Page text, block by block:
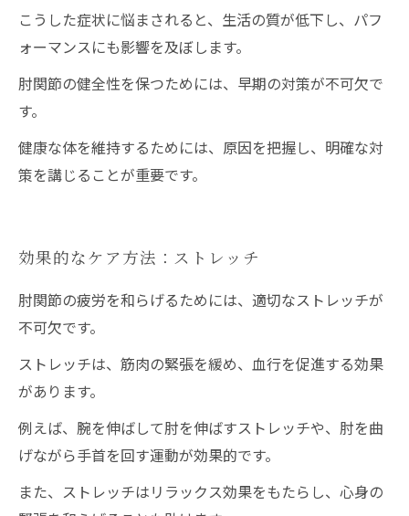
こうした症状に悩まされると、生活の質が低下し、パフ
ォーマンスにも影響を及ぼします。
肘関節の健全性を保つためには、早期の対策が不可欠で
す。
健康な体を維持するためには、原因を把握し、明確な対
策を講じることが重要です。
効果的なケア方法：ストレッチ
肘関節の疲労を和らげるためには、適切なストレッチが
不可欠です。
ストレッチは、筋肉の緊張を緩め、血行を促進する効果
があります。
例えば、腕を伸ばして肘を伸ばすストレッチや、肘を曲
げながら手首を回す運動が効果的です。
また、ストレッチはリラックス効果をもたらし、心身の